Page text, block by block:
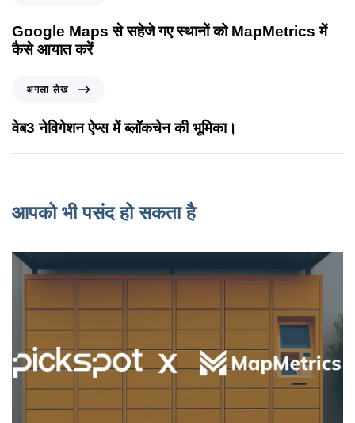
Google Maps से सहेजे गए स्थानों को MapMetrics में
कैसे आयात करें
अगला लेख
वेब3 नेविगेशन ऐप्स में ब्लॉकचेन की भूमिका।
आपको भी पसंद हो सकता है